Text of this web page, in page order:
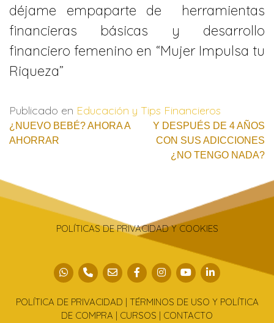
déjame empaparte de herramientas
financieras básicas y desarrollo
financiero femenino en “Mujer Impulsa tu
Riqueza”
Publicado en Educación y Tips Financieros
Navegación
entradas
¿NUEVO BEBÉ? AHORA A
AHORRAR
Y DESPUÉS DE 4 AÑOS
CON SUS ADICCIONES
¿NO TENGO NADA?
POLÍTICAS DE PRIVACIDAD Y COOKIES
POLÍTICA DE PRIVACIDAD | TÉRMINOS DE USO Y POLÍTICA
DE COMPRA | CURSOS | CONTACTO